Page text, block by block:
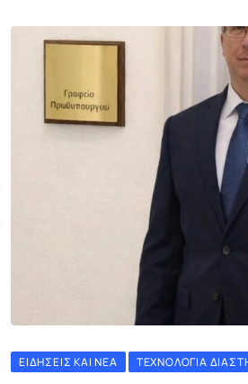
ΕΙΔΉΣΕΙΣ ΚΑΙ ΝΈΑ ΤΕΧΝΟΛΟΓΊΑ